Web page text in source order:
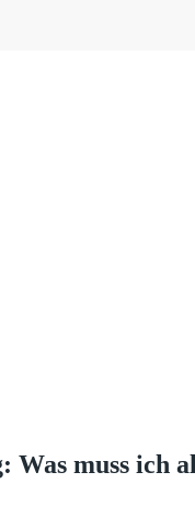
Was muss ich